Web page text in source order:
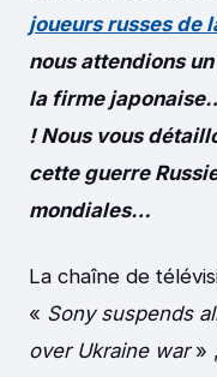
joueurs russes de
nous attendions
la firme
! Nous vous
cette guerre
mondiales…
La chaîne de
« Sony suspends
over Ukraine war»